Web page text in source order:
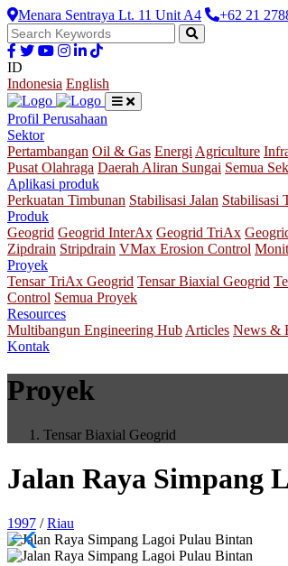
Menara Sentraya Lt. 11 Unit A4 +62 21
ID
Indonesia English
Profil Perusahaan
Sektor
Pertambangan Oil & Gas Energi Agriculture
Pusat Olahraga Daerah Aliran Sungai Semua
Aplikasi produk
Perkuatan Timbunan Stabilisasi Jalan Stabilisasi
Produk
Geogrid Geogrid InterAx Geogrid TriAx
Zipdrain Stripdrain VMax Erosion Control
Proyek
Tensar TriAx Geogrid Tensar Biaxial Geogrid
Control Semua Proyek
Resources
Multibangun Engineering Hub Articles News &
Kontak
Proyek
Tensar Biaxial Geogrid
Jalan Raya Simpang
1997 /Riau